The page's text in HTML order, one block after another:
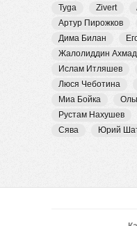
Tyga
Zivert
Артур Пирожков
Дима Билан
Жалолиддин
Ислам Итляшев
Люся Чеботина
Миа Бойка
Рустам Нахушев
Сява
Юрий